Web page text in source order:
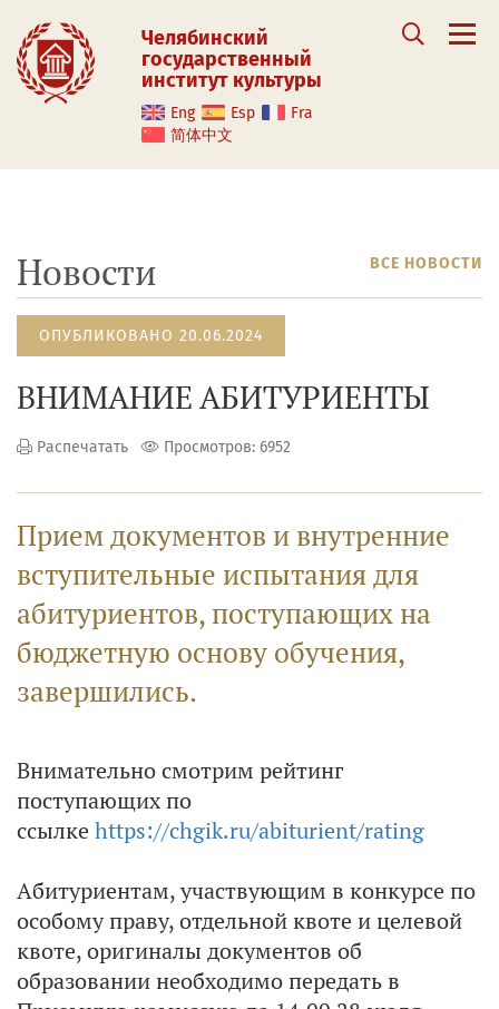
Челябинский
государственный
институт культуры
Eng Esp
Fra
简体中文
Новости ВСЕ НОВОСТИ
ОПУБЛИКОВАНО 20.06.2024
ВНИМАНИЕ АБИТУРИЕНТЫ
Распечатать Просмотров: 6952
Прием документов и внутренние
вступительные испытания для
абитуриентов, поступающих на
бюджетную основу обучения,
завершились.
Внимательно смотрим рейтинг
поступающих по
ссылке https://chgik.ru/abiturient/rating
Абитуриентам, участвующим в конкурсе по
особому праву, отдельной квоте и целевой
квоте, оригиналы документов об
образовании необходимо передать в